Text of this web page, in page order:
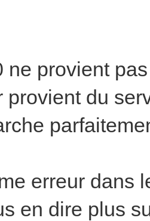
ne provient
provient du
erreur dans
en dire plus